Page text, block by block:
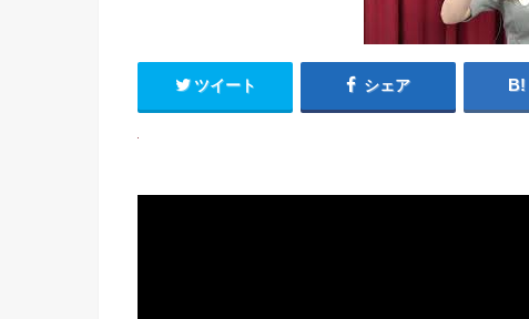
ツイート シェア